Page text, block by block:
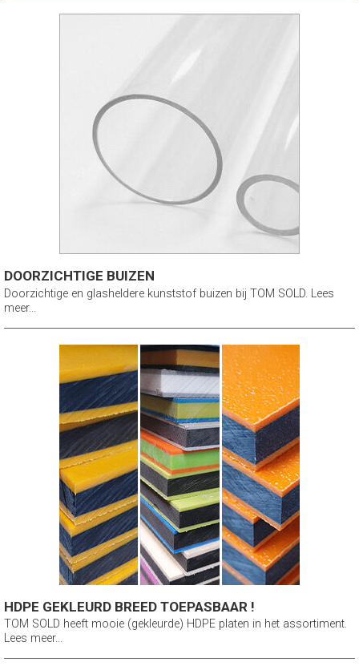
DOORZICHTIGE BUIZEN
Doorzichtige en glasheldere kunststof buizen bij TOM SOLD. Lees
meer...
HDPE GEKLEURD BREED TOEPASBAAR !
TOM SOLD heeft mooie (gekleurde) HDPE platen in het assortiment.
Lees meer...